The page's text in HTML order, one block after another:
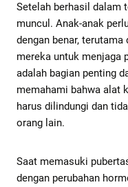
Setelah berhasil dalam
muncul. Anak-anak
dengan benar,
mereka untuk menjaga
adalah bagian penting
memahami bahwa alat
harus dilindungi dan
orang lain.
Saat memasuki
dengan perubahan